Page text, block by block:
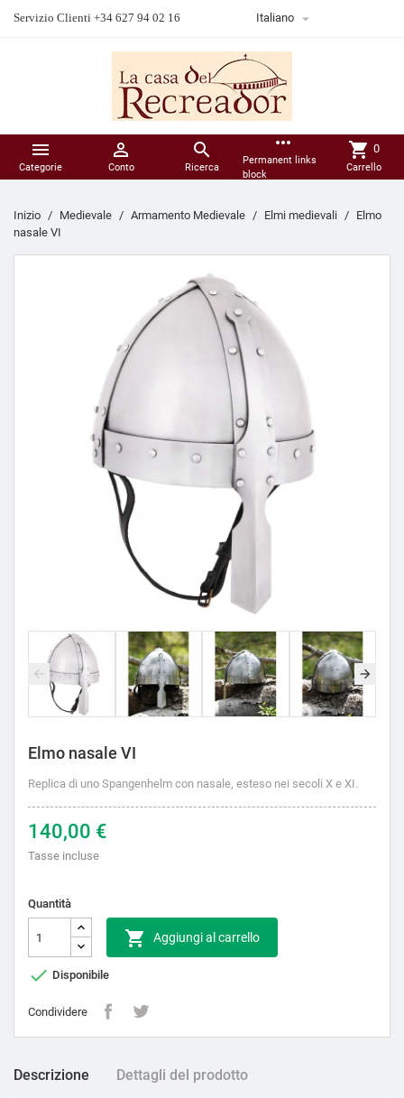
Servizio Clienti +34 627 94 02 16 Italiano 

Categorie

Conto

Ricerca
more_horiz
Permanent links
block
shopping_cart 0
Carrello
Inizio Medievale Armamento Medievale Elmi medievali
Elmo
nasale VI
Elmo nasale VI
Replica di uno Spangenhelm con nasale, esteso nei secoli X e XI.
140,00 €
Tasse incluse
Quantità
 Aggiungi al carrello
 Disponibile
Condividere
Descrizione Dettagli del prodotto